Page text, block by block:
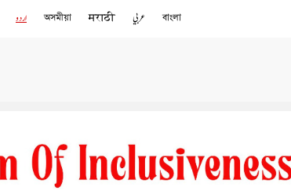
اردو অসমীয়া मराठी عربي বাংলা